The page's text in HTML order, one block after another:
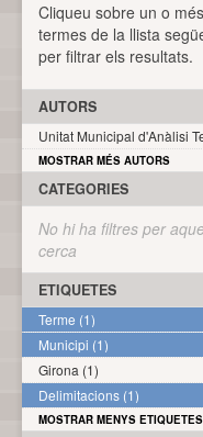
Cliqueu sobre un o més
termes de la llista
per filtrar els resultats.
AUTORS
Unitat Municipal d'Anàlisi
MOSTRAR MÉS AUTORS
CATEGORIES
No hi ha filtres per
cerca
ETIQUETES
Terme (1)
Municipi (1)
Girona (1)
Delimitacions (1)
MOSTRAR MENYS ETIQUETES